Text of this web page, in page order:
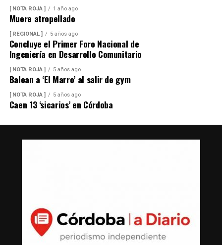
[ NOTA ROJA ] 1 año ago
Muere atropellado
[ REGIONAL ] 5 años ago
Concluye el Primer Foro Nacional de
Ingeniería en Desarrollo Comunitario
[ NOTA ROJA ] 5 años ago
Balean a ‘El Marro’ al salir de gym
[ NOTA ROJA ] 5 años ago
Caen 13 ‘sicarios’ en Córdoba